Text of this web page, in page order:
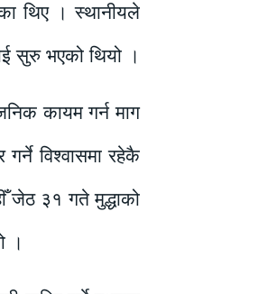
थिए । स्थानीयले
सुरु भएको थियो ।
कायम गर्न माग
विश्वासमा रहेकै
जेठ ३१ गते मुद्धाको
।